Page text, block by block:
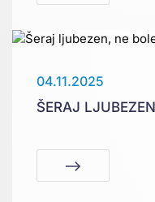
04.11.2025
ŠERAJ